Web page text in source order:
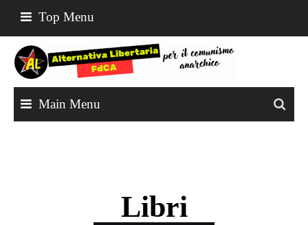
Top Menu
Main Menu
Libri